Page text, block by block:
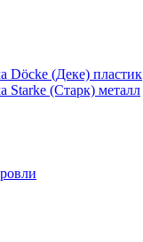
Döcke (Деке) пластик
Starke (Старк) металл